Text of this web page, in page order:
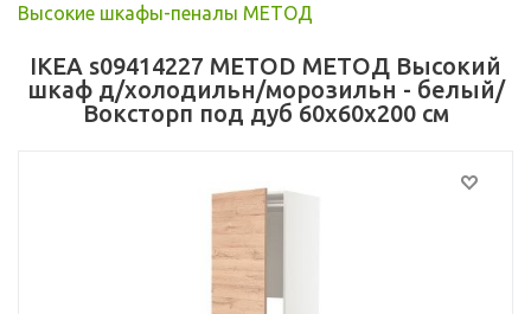
Высокие шкафы-пеналы МЕТОД
IKEA s09414227 METOD МЕТОД Высокий
шкаф д/холодильн/морозильн - белый/
Воксторп под дуб 60x60x200 см